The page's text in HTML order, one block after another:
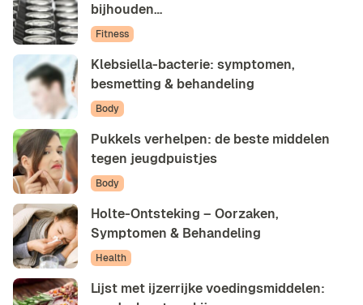
bijhouden…
Fitness
Klebsiella-bacterie: symptomen,
besmetting & behandeling
Body
Pukkels verhelpen: de beste middelen
tegen jeugdpuistjes
Body
Holte-Ontsteking – Oorzaken,
Symptomen & Behandeling
Health
Lijst met ijzerrijke voedingsmiddelen: